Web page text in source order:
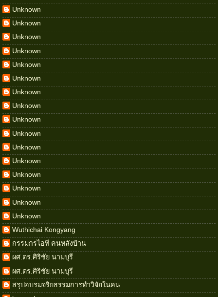
Unknown
Unknown
Unknown
Unknown
Unknown
Unknown
Unknown
Unknown
Unknown
Unknown
Unknown
Unknown
Unknown
Unknown
Unknown
Unknown
Wuthichai Kongyang
กรรมกรไอที คนหลังบ้าน
ผศ.ดร.ศิริชัย นามบุรี
ผศ.ดร.ศิริชัย นามบุรี
สรุปอบรมจริยธรรมการทำวิจัยในคน